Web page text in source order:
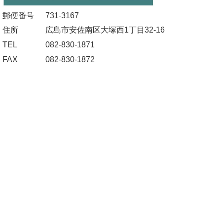
郵便番号
731-3167
住所
広島市安佐南区大塚西1丁目32-16
TEL
082-830-1871
FAX
082-830-1872